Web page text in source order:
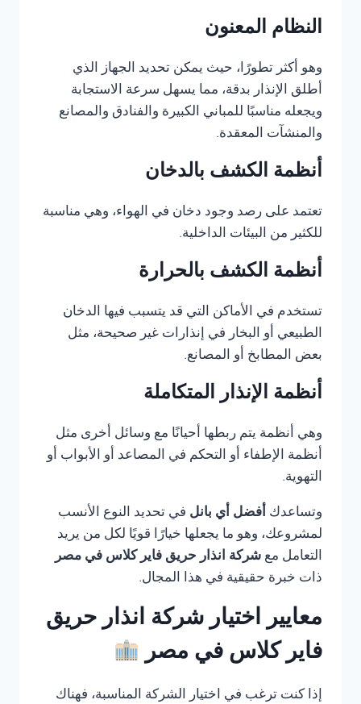
النظام المعنون
وهو أكثر تطورًا، حيث يمكن تحديد الجهاز الذي
أطلق الإنذار بدقة، مما يسهل سرعة الاستجابة
ويجعله مناسبًا للمباني الكبيرة والفنادق والمصانع
والمنشآت المعقدة.
أنظمة الكشف بالدخان
تعتمد على رصد وجود دخان في الهواء، وهي مناسبة
للكثير من البيئات الداخلية.
أنظمة الكشف بالحرارة
تستخدم في الأماكن التي قد يتسبب فيها الدخان
الطبيعي أو البخار في إنذارات غير صحيحة، مثل
بعض المطابخ أو المصانع.
أنظمة الإنذار المتكاملة
وهي أنظمة يتم ربطها أحيانًا مع وسائل أخرى مثل
أنظمة الإطفاء أو التحكم في المصاعد أو الأبواب أو
التهوية.
وتساعدك أفضل أي بانل في تحديد النوع الأنسب
لمشروعك، وهو ما يجعلها خيارًا قويًا لكل من يريد
التعامل مع شركة انذار حريق فاير كلاس في مصر
ذات خبرة حقيقية في هذا المجال.
معايير اختيار شركة انذار حريق
فاير كلاس في مصر
إذا كنت ترغب في اختيار الشركة المناسبة، فهناك